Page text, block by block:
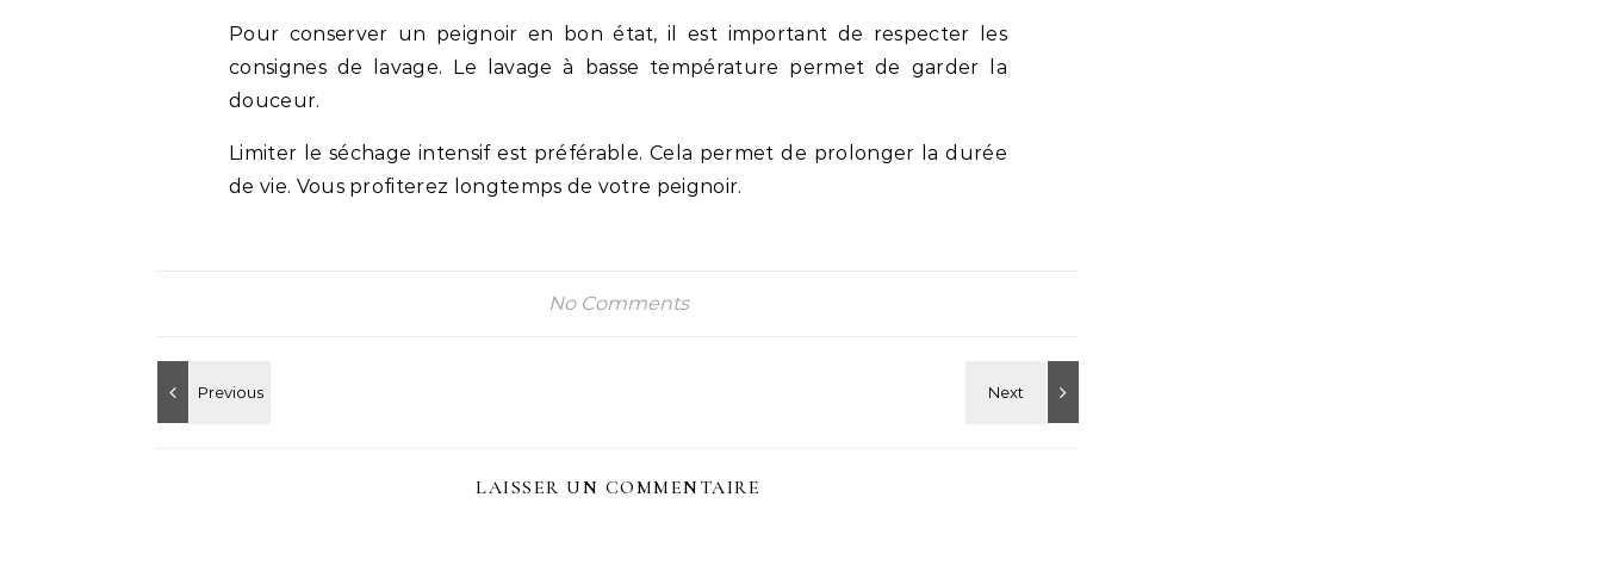
Pour conserver un peignoir en bon état, il est important de respecter les
consignes de lavage. Le lavage à basse température permet de garder la
douceur.
Limiter le séchage intensif est préférable. Cela permet de prolonger la durée
de vie. Vous profiterez longtemps de votre peignoir.
No Comments
LAISSER UN COMMENTAIRE